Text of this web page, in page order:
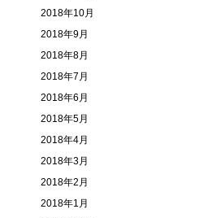
2018年10月
2018年9月
2018年8月
2018年7月
2018年6月
2018年5月
2018年4月
2018年3月
2018年2月
2018年1月